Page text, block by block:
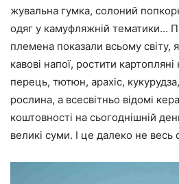
жувальна гумка, солоний
одяг у камуфляжній тематики…
племена показали всьому світу,
кавові напої, ростити
перець, тютюн, арахіс,
рослина, а всесвітньо відомі
коштовності на сьогоднішній
великі суми. І це далеко не весь